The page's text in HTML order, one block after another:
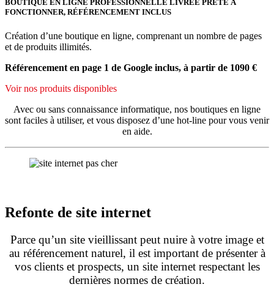
BOUTIQUE EN LIGNE PROFESSIONNELLE LIVRÉE PRÊTE À
FONCTIONNER, RÉFÉRENCEMENT INCLUS
Création d’une boutique en ligne, comprenant un nombre de pages
et de produits illimités.
Référencement en page 1 de Google inclus, à partir de 1090 €
Voir nos produits disponibles
Avec ou sans connaissance informatique, nos boutiques en ligne
sont faciles à utiliser, et vous disposez d’une hot-line pour vous venir
en aide.
Refonte de site internet
Parce qu’un site vieillissant peut nuire à votre image et
au référencement naturel, il est important de présenter à
vos clients et prospects, un site internet respectant les
dernières normes de création.